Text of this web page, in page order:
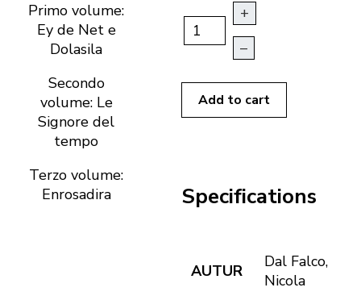
Primo volume:
Ey de Net e
Dolasila
Secondo
volume: Le
Signore del
tempo
Terzo volume:
Enrosadira
+
–
Add to cart
Specifications
AUTUR
Dal Falco,
Nicola